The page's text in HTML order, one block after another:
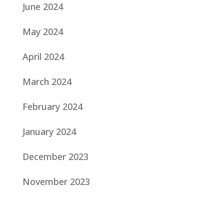
June 2024
May 2024
April 2024
March 2024
February 2024
January 2024
December 2023
November 2023